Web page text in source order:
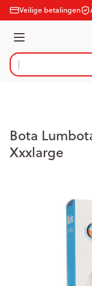
Ga naar de inhoud
Veilige betalingen
Menu
Product, merk,
Bota
Xxxlarge